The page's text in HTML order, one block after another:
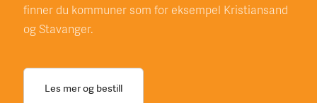
finner du kommuner som for eksempel Kristiansand
og Stavanger.
Les mer og bestill